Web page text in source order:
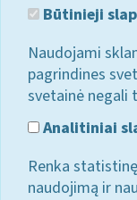
Būtinieji
Naudojami
pagrindines
svetainė negali
Analitiniai
Renka
naudojimą ir